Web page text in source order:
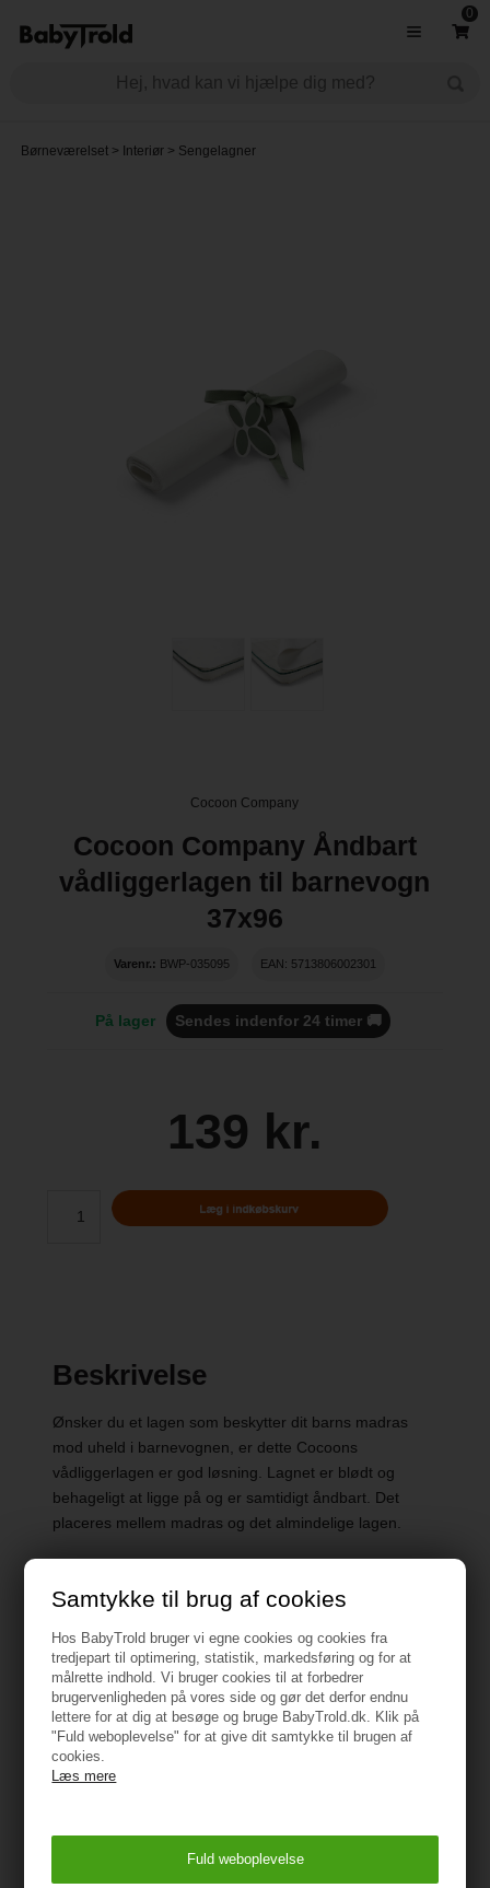
Samtykke til brug af cookies
Hos BabyTrold bruger vi egne cookies og cookies fra
tredjepart til optimering, statistik, markedsføring og for at
målrette indhold. Vi bruger cookies til at forbedrer
brugervenligheden på vores side og gør det derfor endnu
lettere for at dig at besøge og bruge BabyTrold.dk. Klik på
"Fuld weboplevelse" for at give dit samtykke til brugen af
cookies.
Læs mere
0
Børneværelset> Interiør> Sengelagner
Cocoon Company
Cocoon Company Åndbart
vådliggerlagen til barnevogn
37x96
Varenr.: BWP-035095 EAN: 5713806002301
På lager Sendes indenfor 24 timer 🚚
139 kr.
Beskrivelse
Ønsker du et lagen som beskytter dit barns madras
mod uheld i barnevognen, er dette Cocoons
vådliggerlagen er god løsning. Lagnet er blødt og
behageligt at ligge på og er samtidigt åndbart. Det
placeres mellem madras og det almindelige lagen.
Specifikationer
Egenskaber: Åndbar, Vandtæt
Vaskvejledning: Må ikke tørres i tørretumbler – skal
Mål: 35 x 95 cm (passer til barnevogn 37x96)